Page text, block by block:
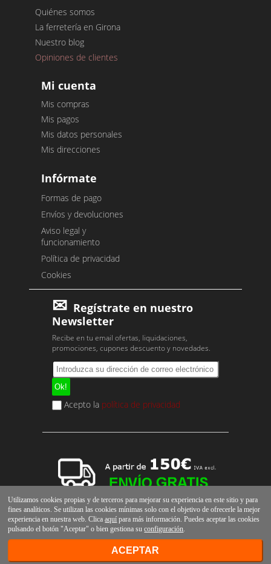
Quiénes somos
La ferretería en Girona
Nuestro blog
Opiniones de clientes
Mi cuenta
Mis compras
Mis pagos
Mis datos personales
Mis direcciones
Infórmate
Formas de pago
Envíos y devoluciones
Aviso legal y
funcionamiento
Política de privacidad
Cookies
Regístrate en nuestro
Newsletter
Recibe en tu email ofertas, liquidaciones,
promociones, cupones descuento y novedades.
Acepto la política de privacidad
Utilizamos cookies propias y de terceros para mejorar su experiencia en este sitio y para
fines analíticos. Se utilizan las cookies mínimas solo con el objetivo de ofrecerle la mejor
experiencia en nuestra web. Clicaaquí para más información. Puedes aceptar las cookies
pulsando el botón "Aceptar" o bien gestiona suconfiguración.
ACEPTAR